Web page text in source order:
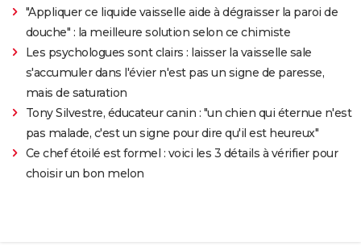
"Appliquer ce liquide vaisselle aide à dégraisser la paroi de
douche" : la meilleure solution selon ce chimiste
Les psychologues sont clairs : laisser la vaisselle sale
s'accumuler dans l'évier n'est pas un signe de paresse,
mais de saturation
Tony Silvestre, éducateur canin : "un chien qui éternue n'est
pas malade, c'est un signe pour dire qu'il est heureux"
Ce chef étoilé est formel : voici les 3 détails à vérifier pour
choisir un bon melon